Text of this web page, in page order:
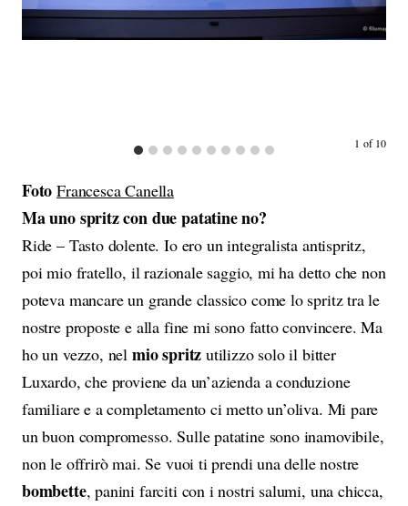
1 of 10
Foto Francesca Canella
Ma uno spritz con due patatine no?
Ride – Tasto dolente. Io ero un integralista antispritz,
poi mio fratello, il razionale saggio, mi ha detto che non
poteva mancare un grande classico come lo spritz tra le
nostre proposte e alla fine mi sono fatto convincere. Ma
ho un vezzo, nel mio spritz utilizzo solo il bitter
Luxardo, che proviene da un’azienda a conduzione
familiare e a completamento ci metto un’oliva. Mi pare
un buon compromesso. Sulle patatine sono inamovibile,
non le offrirò mai. Se vuoi ti prendi una delle nostre
bombette, panini farciti con i nostri salumi, una chicca,